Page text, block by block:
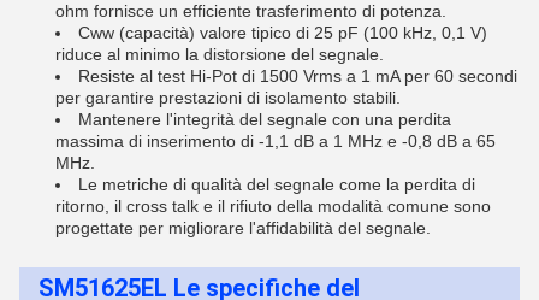
ohm fornisce un efficiente trasferimento di potenza.
Cww (capacità) valore tipico di 25 pF (100 kHz, 0,1 V)
riduce al minimo la distorsione del segnale.
Resiste al test Hi-Pot di 1500 Vrms a 1 mA per 60 secondi
per garantire prestazioni di isolamento stabili.
Mantenere l'integrità del segnale con una perdita
massima di inserimento di -1,1 dB a 1 MHz e -0,8 dB a 65
MHz.
Le metriche di qualità del segnale come la perdita di
ritorno, il cross talk e il rifiuto della modalità comune sono
progettate per migliorare l'affidabilità del segnale.
SM51625EL Le specifiche del